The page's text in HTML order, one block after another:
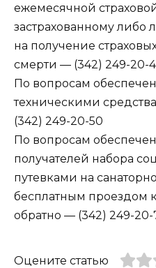
ежемесячной
застрахованному
на получение
смерти — (342) 249-20-
По вопросам
техническими
(342) 249-20-50
По вопросам
получателей набора
путевками на
бесплатным проездом
обратно — (342) 249-20-
Оцените статью